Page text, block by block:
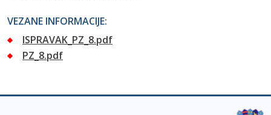
VEZANE INFORMACIJE:
ISPRAVAK_PZ_8.pdf
PZ_8.pdf